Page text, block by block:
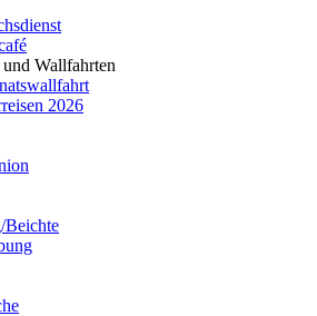
Wallfahrten
2026
Beichte